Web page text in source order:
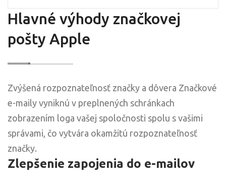
Hlavné výhody značkovej
pošty Apple
Zvýšená rozpoznateľnosť značky a dôvera Značkové
e-maily vyniknú v preplnených schránkach
zobrazením loga vašej spoločnosti spolu s vašimi
správami, čo vytvára okamžitú rozpoznateľnosť
značky.
Zlepšenie zapojenia do e-mailov